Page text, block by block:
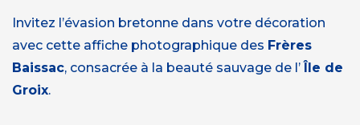
Invitez l’évasion bretonne dans votre décoration
avec cette affiche photographique des Frères
Baissac, consacrée à la beauté sauvage de l’Île de
Groix.